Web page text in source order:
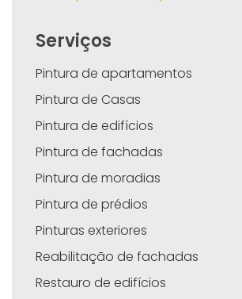
Serviços
Pintura de apartamentos
Pintura de Casas
Pintura de edifícios
Pintura de fachadas
Pintura de moradias
Pintura de prédios
Pinturas exteriores
Reabilitação de fachadas
Restauro de edifícios